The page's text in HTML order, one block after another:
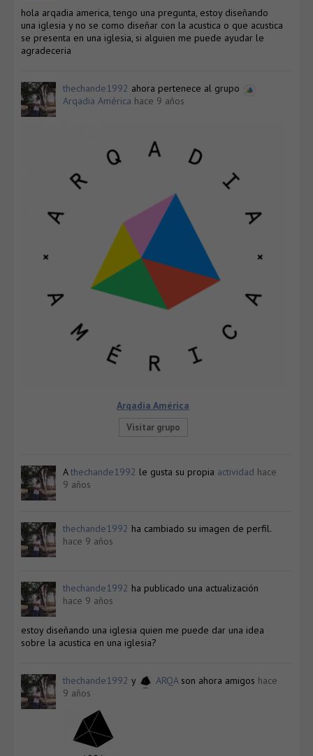
hola arqadia america, tengo una pregunta, estoy diseñando
una iglesia y no se como diseñar con la acustica o que acustica
se presenta en una iglesia, si alguien me puede ayudar le
agradeceria
thechande1992 ahora pertenece al grupo
Arqadia América hace 9 años
Arqadia América
Visitar grupo
Athechande1992 le gusta su propia actividad hace
9 años
thechande1992 ha cambiado su imagen de perfil.
hace 9 años
thechande1992 ha publicado una actualización
hace 9 años
estoy diseñando una iglesia quien me puede dar una idea
sobre la acustica en una iglesia?
thechande1992 y ARQAson ahora amigos hace
9 años